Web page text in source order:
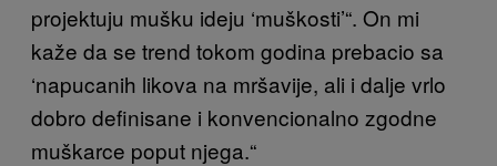
projektuju mušku ideju ‘muškosti’“. On mi
kaže da se trend tokom godina prebacio sa
‘napucanih likova na mršavije, ali i dalje vrlo
dobro definisane i konvencionalno zgodne
muškarce poput njega.“